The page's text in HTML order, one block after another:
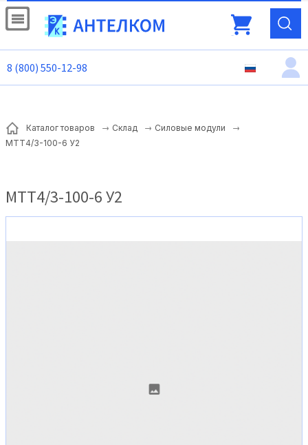
8 (800) 550-12-98
Каталог товаров Склад
Силовые модули
МТТ4/3-100-6 У2
МТТ4/3-100-6 У2